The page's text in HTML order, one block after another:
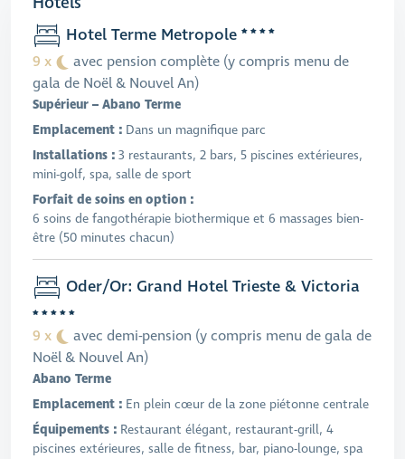
Hotel Terme Metropole
9 x
avec pension complète (y compris menu de
gala de Noël & Nouvel An)
Supérieur – Abano Terme
Emplacement : Dans un magnifique parc
Installations : 3 restaurants, 2 bars, 5 piscines extérieures,
mini-golf, spa, salle de sport
Forfait de soins en option :
6 soins de fangothérapie biothermique et 6 massages bien-
être (50 minutes chacun)
Oder/Or: Grand Hotel Trieste & Victoria
9 x
avec demi-pension (y compris menu de gala de
Noël & Nouvel An)
Abano Terme
Emplacement : En plein cœur de la zone piétonne centrale
Équipements : Restaurant élégant, restaurant-grill, 4
piscines extérieures, salle de fitness, bar, piano-lounge, spa